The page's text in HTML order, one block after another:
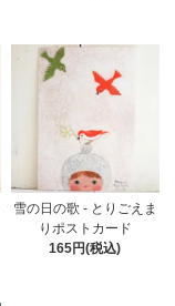
雪の日の歌 - とりごえま
りポストカード
165円(税込)